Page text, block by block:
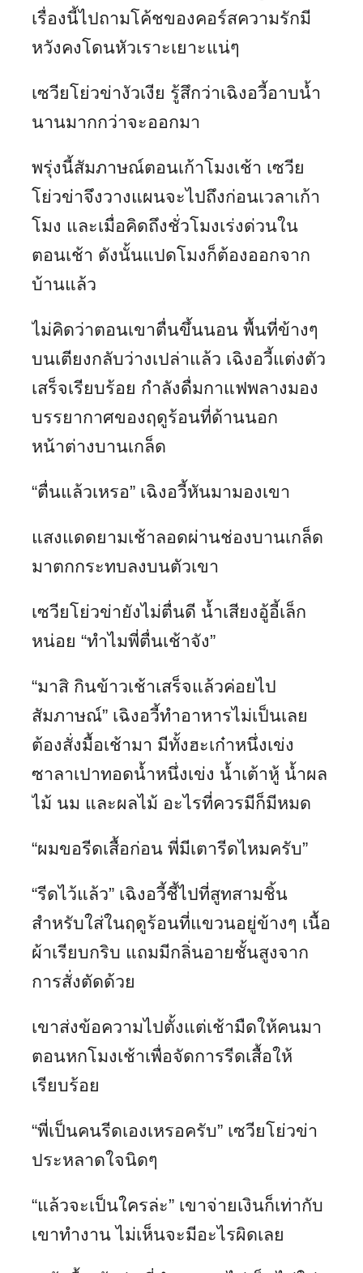
เรื่องนี้ไปถามโค้ชของคอร์สความรักมี
หวังคงโดนหัวเราะเยาะแน่ๆ
เซวียโย่วข่างัวเงีย รู้สึกว่าเฉิงอวี้อาบน้ำ
นานมากกว่าจะออกมา
พรุ่งนี้สัมภาษณ์ตอนเก้าโมงเช้า เซวีย
โย่วข่าจึงวางแผนจะไปถึงก่อนเวลาเก้า
โมง และเมื่อคิดถึงชั่วโมงเร่งด่วนใน
ตอนเช้า ดังนั้นแปดโมงก็ต้องออกจาก
บ้านแล้ว
ไม่คิดว่าตอนเขาตื่นขึ้นนอน พื้นที่ข้างๆ
บนเตียงกลับว่างเปล่าแล้ว เฉิงอวี้แต่งตัว
เสร็จเรียบร้อย กำลังดื่มกาแฟพลางมอง
บรรยากาศของฤดูร้อนที่ด้านนอก
หน้าต่างบานเกล็ด
“ตื่นแล้วเหรอ” เฉิงอวี้หันมามองเขา
แสงแดดยามเช้าลอดผ่านช่องบานเกล็ด
มาตกกระทบลงบนตัวเขา
เซวียโย่วข่ายังไม่ตื่นดี น้ำเสียงอู้อี้เล็ก
หน่อย “ทำไมพี่ตื่นเช้าจัง”
“มาสิ กินข้าวเช้าเสร็จแล้วค่อยไป
สัมภาษณ์” เฉิงอวี้ทำอาหารไม่เป็นเลย
ต้องสั่งมื้อเช้ามา มีทั้งฮะเก๋าหนึ่งเข่ง
ซาลาเปาทอดน้ำหนึ่งเข่ง น้ำเต้าหู้ น้ำผล
ไม้ นม และผลไม้ อะไรที่ควรมีก็มีหมด
“ผมขอรีดเสื้อก่อน พี่มีเตารีดไหมครับ”
“รีดไว้แล้ว” เฉิงอวี้ชี้ไปที่สูทสามชิ้น
สำหรับใส่ในฤดูร้อนที่แขวนอยู่ข้างๆ เนื้อ
ผ้าเรียบกริบ แถมมีกลิ่นอายชั้นสูงจาก
การสั่งตัดด้วย
เขาส่งข้อความไปตั้งแต่เช้ามืดให้คนมา
ตอนหกโมงเช้าเพื่อจัดการรีดเสื้อให้
เรียบร้อย
“พี่เป็นคนรีดเองเหรอครับ” เซวียโย่วข่า
ประหลาดใจนิดๆ
“แล้วจะเป็นใครล่ะ” เขาจ่ายเงินก็เท่ากับ
เขาทำงาน ไม่เห็นจะมีอะไรผิดเลย